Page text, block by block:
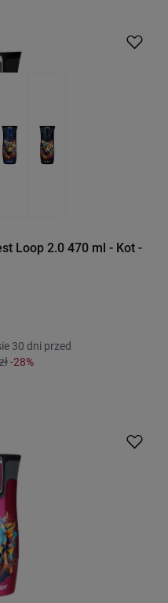
Loop 2.0 470 ml - Kot -
30 dni przed
-28%